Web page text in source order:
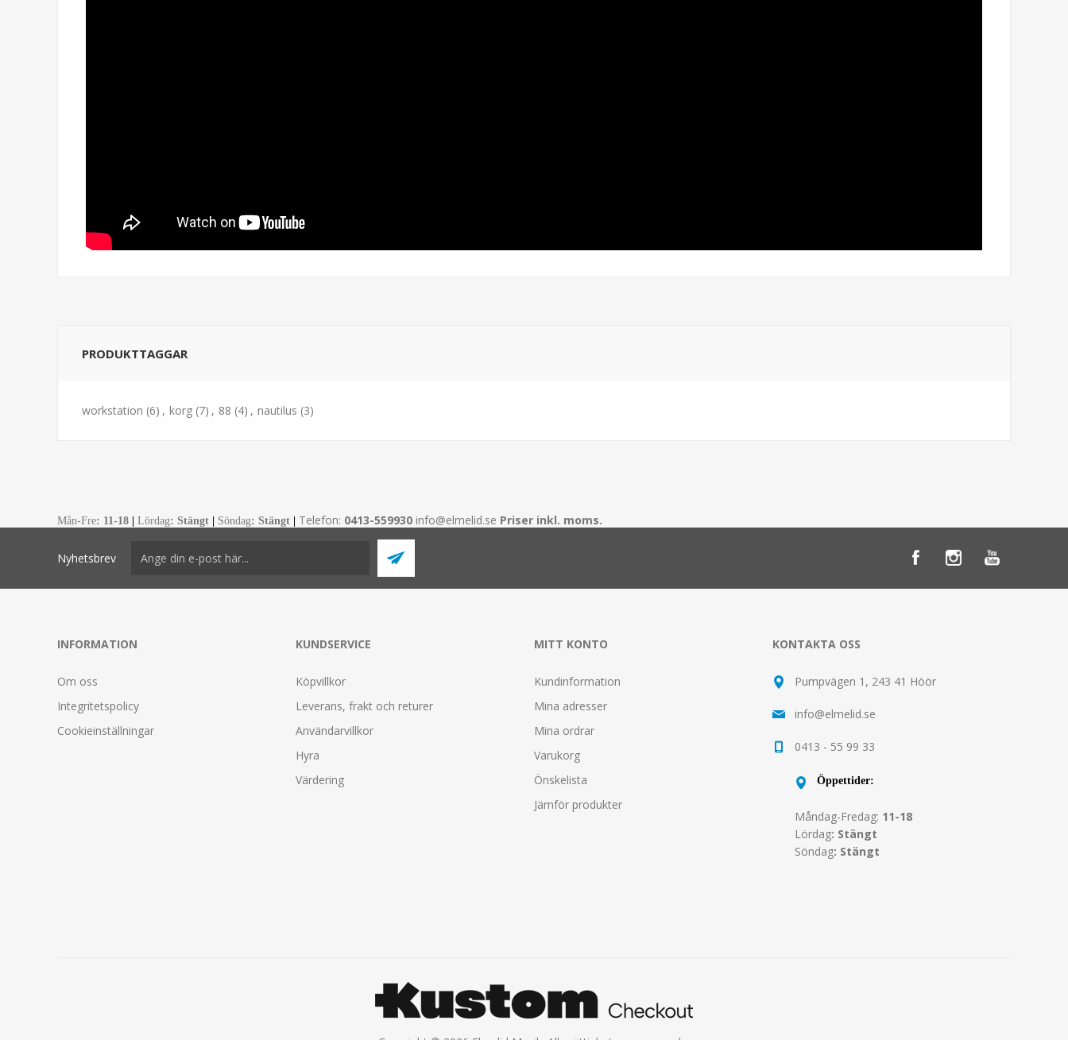
PRODUKTTAGGAR
workstation (6) , korg (7) , 88 (4) , nautilus (3)
Mån-Fre: 11-18 Lördag: Stängt Söndag: Stängt Telefon: 0413-559930 info@elmelid.se Priser inkl. moms.
Nyhetsbrev
INFORMATION
Om oss
Integritetspolicy
Cookieinställningar
KUNDSERVICE
Köpvillkor
Leverans, frakt och returer
Användarvillkor
Hyra
Värdering
MITT KONTO
Kundinformation
Mina adresser
Mina ordrar
Varukorg
Önskelista
Jämför produkter
KONTAKTA OSS
Pumpvägen 1, 243 41 Höör
info@elmelid.se
0413 - 55 99 33
Öppettider:
Måndag-Fredag: 11-18
Lördag: Stängt
Söndag: Stängt